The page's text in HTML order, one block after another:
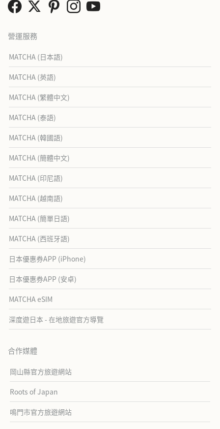
營運服務
MATCHA (日本語)
MATCHA (英語)
MATCHA (繁體中文)
MATCHA (泰語)
MATCHA (韓國語)
MATCHA (簡體中文)
MATCHA (印尼語)
MATCHA (越南語)
MATCHA (簡單日語)
MATCHA (西班牙語)
日本優惠券APP (iPhone)
日本優惠券APP (安卓)
MATCHA eSIM
深度遊日本 - 在地旅遊官方導覽
合作媒體
岡山縣官方旅遊網站
Roots of Japan
鳴門市官方旅遊網站